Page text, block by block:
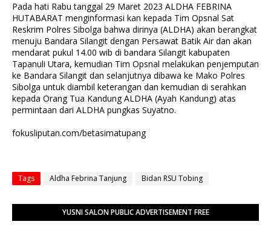
Pada hati Rabu tanggal 29 Maret 2023 ALDHA FEBRINA
HUTABARAT menginformasi kan kepada Tim Opsnal Sat
Reskrim Polres Sibolga bahwa dirinya (ALDHA) akan berangkat
menuju Bandara Silangit dengan Persawat Batik Air dan akan
mendarat pukul 14.00 wib di bandara Silangit kabupaten
Tapanuli Utara, kemudian Tim Opsnal melakukan penjemputan
ke Bandara Silangit dan selanjutnya dibawa ke Mako Polres
Sibolga untuk diambil keterangan dan kemudian di serahkan
kepada Orang Tua Kandung ALDHA (Ayah Kandung) atas
permintaan dari ALDHA pungkas Suyatno.
fokusliputan.com/betasimatupang
Tags Aldha Febrina Tanjung Bidan RSU Tobing
YUSNI SALON PUBLIC ADVERTISEMENT FREE